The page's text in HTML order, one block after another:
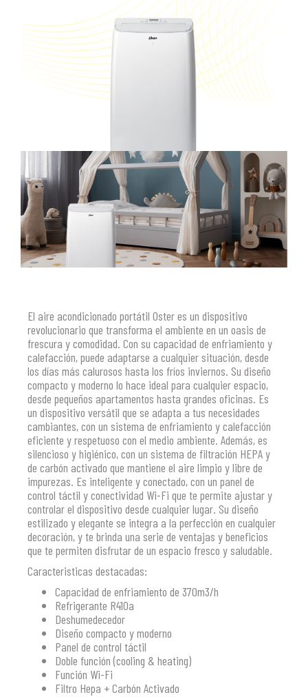
El aire acondicionado portátil Oster es un dispositivo
revolucionario que transforma el ambiente en un oasis de
frescura y comodidad. Con su capacidad de enfriamiento y
calefacción, puede adaptarse a cualquier situación, desde
los días más calurosos hasta los fríos inviernos. Su diseño
compacto y moderno lo hace ideal para cualquier espacio,
desde pequeños apartamentos hasta grandes oficinas. Es
un dispositivo versátil que se adapta a tus necesidades
cambiantes, con un sistema de enfriamiento y calefacción
eficiente y respetuoso con el medio ambiente. Además, es
silencioso y higiénico, con un sistema de filtración HEPA y
de carbón activado que mantiene el aire limpio y libre de
impurezas. Es inteligente y conectado, con un panel de
control táctil y conectividad Wi-Fi que te permite ajustar y
controlar el dispositivo desde cualquier lugar. Su diseño
estilizado y elegante se integra a la perfección en cualquier
decoración, y te brinda una serie de ventajas y beneficios
que te permiten disfrutar de un espacio fresco y saludable.
Caracteristicas destacadas:
Capacidad de enfriamiento de 370m3/h
Refrigerante R410a
Deshumedecedor
Diseño compacto y moderno
Panel de control táctil
Doble función (cooling & heating)
Función Wi-Fi
Filtro Hepa + Carbón Activado